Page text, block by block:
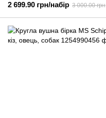
2 699.90 грн/набір 3 000.00 грн